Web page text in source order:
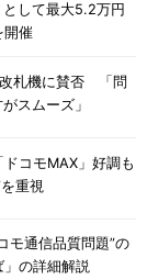
して最大5.2万円
開催
改札機に賛否 「問
スムーズ」
コモMAX」好調も
重視
モ通信品質問題”の
の詳細解説